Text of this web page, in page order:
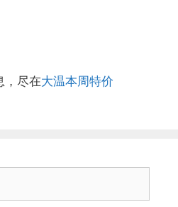
，尽在大温本周特价